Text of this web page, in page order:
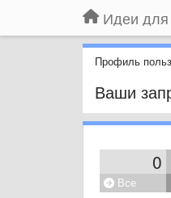
Идеи для
Профиль
Ваши
0
Все